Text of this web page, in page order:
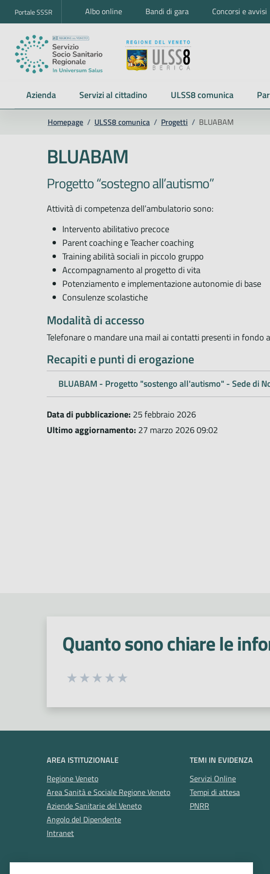
Portale SSSR Albo online Bandi di gara Concorsi e avvisi
Azienda Servizi al cittadino ULSS8 comunica
Homepage / ULSS8 comunica / Progetti / BLUABAM
BLUABAM
Progetto “sostegno all’autismo”
Attività di competenza dell’ambulatorio sono:
Intervento abilitativo precoce
Parent coaching e Teacher coaching
Training abilità sociali in piccolo gruppo
Accompagnamento al progetto di vita
Potenziamento e implementazione autonomie di base
Consulenze scolastiche
Modalità di accesso
Telefonare o mandare una mail ai contatti presenti in fondo
Recapiti e punti di erogazione
BLUABAM - Progetto "sostengo all'autismo" - Sede di
Data di pubblicazione: 25 febbraio 2026
Ultimo aggiornamento: 27 marzo 2026 09:02
Quanto sono chiare le
Seleziona una valutazione da 1 a 5 stelle
AREA ISTITUZIONALE
Regione Veneto
Area Sanità e Sociale Regione Veneto
Aziende Sanitarie del Veneto
Angolo del Dipendente
Intranet
TEMI IN EVIDENZA
Servizi Online
Tempi di attesa
PNRR